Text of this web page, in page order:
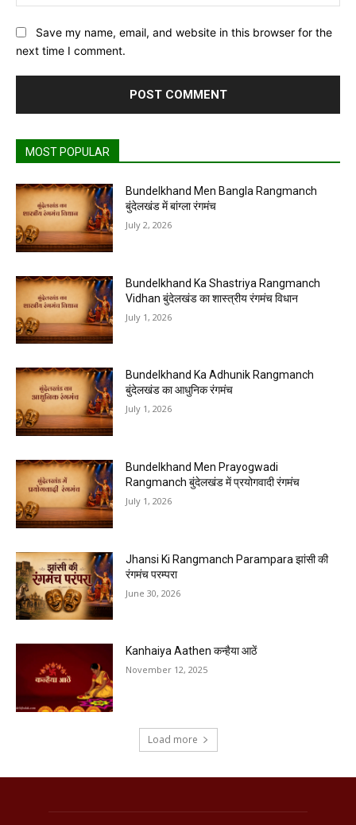
Save my name, email, and website in this browser for the
next time I comment.
MOST POPULAR
Bundelkhand Men Bangla Rangmanch
बुंदेलखंड में बांग्ला रंगमंच
July 2, 2026
Bundelkhand Ka Shastriya Rangmanch
Vidhan बुंदेलखंड का शास्त्रीय रंगमंच विधान
July 1, 2026
Bundelkhand Ka Adhunik Rangmanch
बुंदेलखंड का आधुनिक रंगमंच
July 1, 2026
Bundelkhand Men Prayogwadi
Rangmanch बुंदेलखंड में प्रयोगवादी रंगमंच
July 1, 2026
Jhansi Ki Rangmanch Parampara झांसी की
रंगमंच परम्परा
June 30, 2026
Kanhaiya Aathen कन्हैया आठें
November 12, 2025
Load more